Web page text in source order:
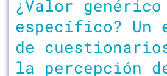
¿Valor genérico
específico? Un
de
la percepción